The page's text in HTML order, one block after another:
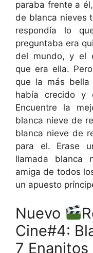
paraba frente a
de blanca nieves
respondía lo
preguntaba era
del mundo, y el
que era ella.
que la más bella
había crecido y
Encuentre la
blanca nieve de
blanca nieve de
para el. Erase
llamada blanca
amiga de todos
un apuesto
Nuevo
Cine#4:
7